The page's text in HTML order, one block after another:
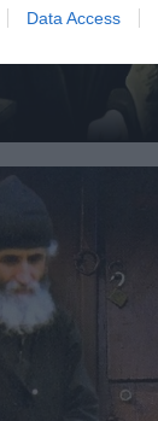
Data Access